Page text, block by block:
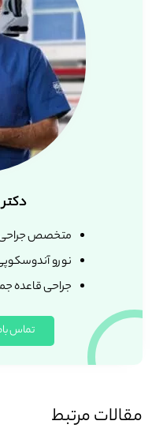
متخصص جراحی
نورو
جراحی قاعده
تماس
مقالات مرتبط